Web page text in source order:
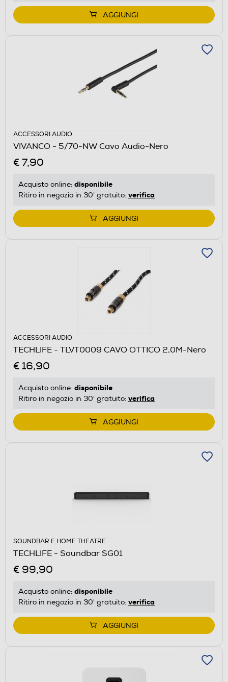
AGGIUNGI
ACCESSORI AUDIO
VIVANCO - 5/70-NW Cavo Audio-Nero
€ 7,90
Acquisto online: disponibile
Ritiro in negozio in 30' gratuito: verifica
AGGIUNGI
ACCESSORI AUDIO
TECHLIFE - TLVT0009 CAVO OTTICO 2,0M-Nero
€ 16,90
Acquisto online: disponibile
Ritiro in negozio in 30' gratuito: verifica
AGGIUNGI
SOUNDBAR E HOME THEATRE
TECHLIFE - Soundbar SG01
€ 99,90
Acquisto online: disponibile
Ritiro in negozio in 30' gratuito: verifica
AGGIUNGI